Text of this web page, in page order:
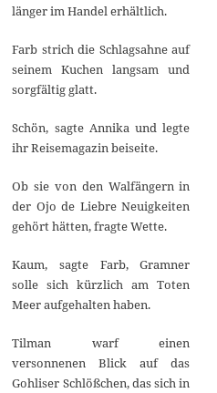
länger im Handel erhältlich.
Farb strich die Schlagsahne auf
seinem Kuchen langsam und
sorgfältig glatt.
Schön, sagte Annika und legte
ihr Reisemagazin beiseite.
Ob sie von den Walfängern in
der Ojo de Liebre Neuigkeiten
gehört hätten, fragte Wette.
Kaum, sagte Farb, Gramner
solle sich kürzlich am Toten
Meer aufgehalten haben.
Tilman warf einen
versonnenen Blick auf das
Gohliser Schlößchen, das sich in